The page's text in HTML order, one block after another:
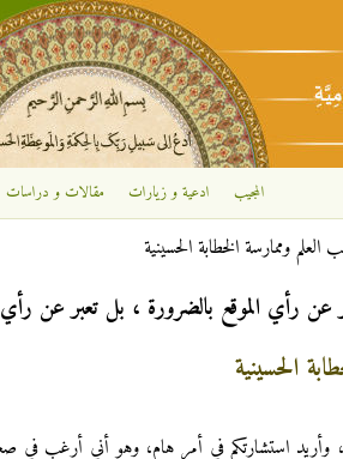
تجاوز إلى المحتوى الرئيسي
المجيب ادعية و زيارات مقالات و دراسات
العلم وممارسة الخطابة الحسينية
عن رأي الموقع بالضرورة ، بل تعبر عن رأي
الحسينية
وأريد استشارتكم في أمر هام، وهو أني أرغب في